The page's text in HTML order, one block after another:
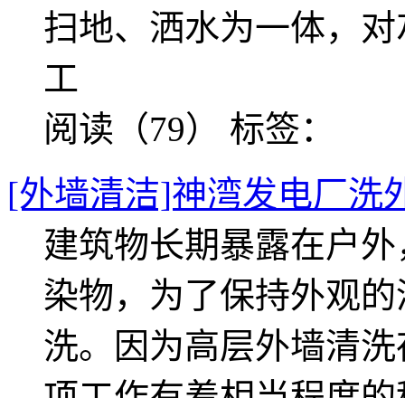
扫地、洒水为一体，
工
阅读（79） 标签：
[外墙清洁]神湾发电厂洗
建筑物长期暴露在户
染物，为了保持外观
洗。因为高层外墙清